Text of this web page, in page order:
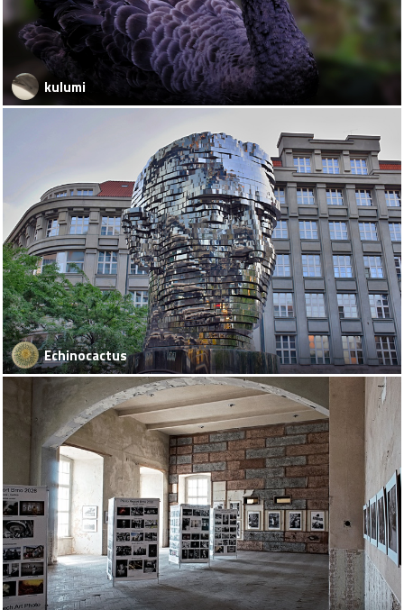
kulumi
Echinocactus